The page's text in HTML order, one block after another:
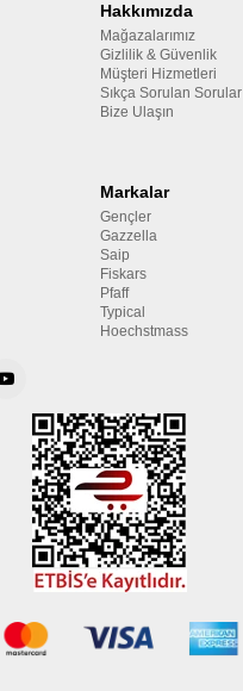
Hakkımızda
Mağazalarımız
Gizlilik & Güvenlik
Müşteri Hizmetleri
Sıkça Sorulan Sorular
Bize Ulaşın
Markalar
Gençler
Gazzella
Saip
Fiskars
Pfaff
Typical
Hoechstmass